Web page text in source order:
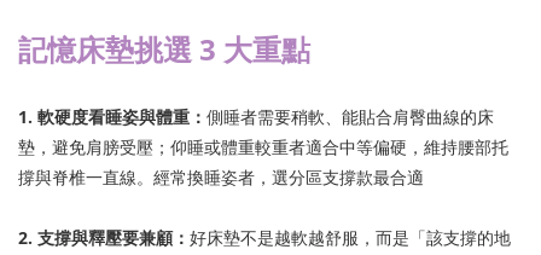
記憶床墊挑選 3 大重點
1. 軟硬度看睡姿與體重： 側睡者需要稍軟、能貼合肩臀曲線的床
墊，避免肩膀受壓；仰睡或體重較重者適合中等偏硬，維持腰部托
撐與脊椎一直線。經常換睡姿者，選分區支撐款最合適
2. 支撐與釋壓要兼顧： 好床墊不是越軟越舒服，而是「該支撐的地